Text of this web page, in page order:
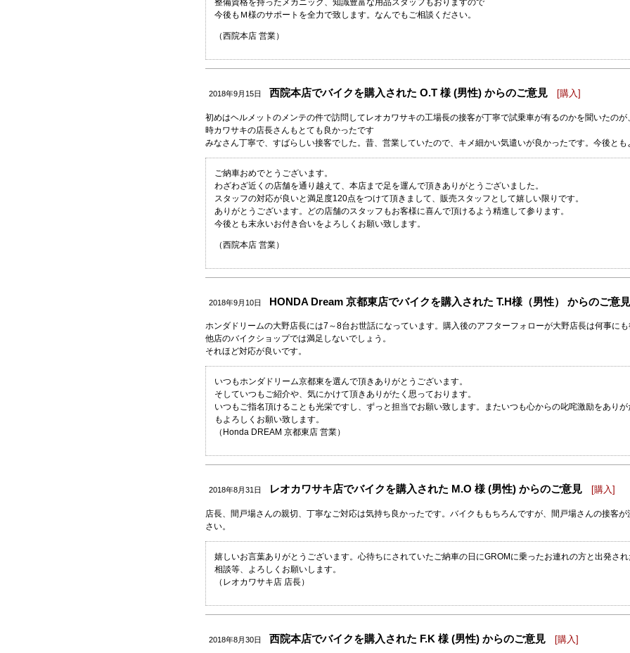
整備資格を持ったメカニック、知識豊富な用品スタッフもおりますので
今後もＭ様のサポートを全力で致します。なんでもご相談ください。
（西院本店 営業）
2018年9月15日 西院本店でバイクを購入された O.T 様 (男性) からのご意見 [購入]
初めはヘルメットのメンテの件で訪問してレオカワサキの工場長の接客が丁寧で試乗車が有るのかを聞いたの
時カワサキの店長さんもとても良かったです
みなさん丁寧で、すばらしい接客でした。昔、営業していたので、キメ細かい気遣いが良かったです。今後とも
ご納車おめでとうございます。
わざわざ近くの店舗を通り越えて、本店まで足を運んで頂きありがとうございました。
スタッフの対応が良いと満足度120点をつけて頂きまして、販売スタッフとして嬉しい限りです。
ありがとうございます。どの店舗のスタッフもお客様に喜んで頂けるよう精進して参ります。
今後とも末永いお付き合いをよろしくお願い致します。
（西院本店 営業）
2018年9月10日 HONDA Dream 京都東店でバイクを購入された T.H様（男性） からのご意見
ホンダドリームの大野店長には7～8台お世話になっています。購入後のアフターフォローが大野店長は何事に
他店のバイクショップでは満足しないでしょう。
それほど対応が良いです。
いつもホンダドリーム京都東を選んで頂きありがとうございます。
そしていつもご紹介や、気にかけて頂きありがたく思っております。
いつもご指名頂けることも光栄ですし、ずっと担当でお願い致します。またいつも心からの叱咤激励をあり
もよろしくお願い致します。
（Honda DREAM 京都東店 営業）
2018年8月31日 レオカワサキ店でバイクを購入された M.O 様 (男性) からのご意見 [購入]
店長、間戸場さんの親切、丁寧なご対応は気持ち良かったです。バイクももちろんですが、間戸場さんの接客
さい。
嬉しいお言葉ありがとうございます。心待ちにされていたご納車の日にGROMに乗ったお連れの方と出発さ
相談等、よろしくお願いします。
（レオカワサキ店 店長）
2018年8月30日 西院本店でバイクを購入された F.K 様 (男性) からのご意見 [購入]